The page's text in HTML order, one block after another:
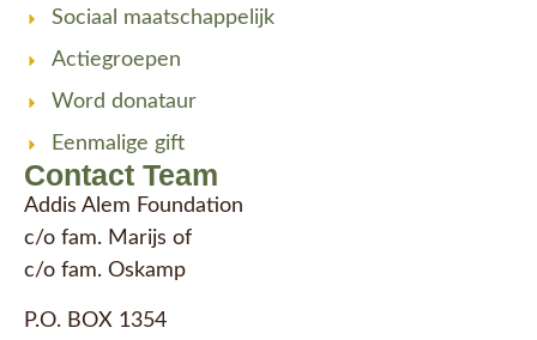
Sociaal maatschappelijk
Actiegroepen
Word donataur
Eenmalige gift
Contact Team
Addis Alem Foundation
c/o fam. Marijs of
c/o fam. Oskamp
P.O. BOX 1354